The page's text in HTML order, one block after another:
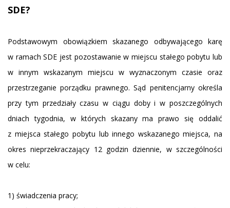
SDE?
Podstawowym obowiązkiem skazanego odbywającego karę
w ramach SDE jest pozostawanie w miejscu stałego pobytu lub
w innym wskazanym miejscu w wyznaczonym czasie oraz
przestrzeganie porządku prawnego. Sąd penitencjarny określa
przy tym przedziały czasu w ciągu doby i w poszczególnych
dniach tygodnia, w których skazany ma prawo się oddalić
z miejsca stałego pobytu lub innego wskazanego miejsca, na
okres nieprzekraczający 12 godzin dziennie, w szczególności
w celu:
1) świadczenia pracy;